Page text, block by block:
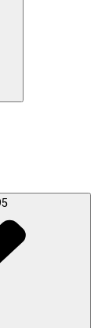
+7 812 200 87 95